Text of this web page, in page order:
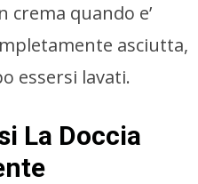
crema quando e’
asciutta,
essersi lavati.
La Doccia